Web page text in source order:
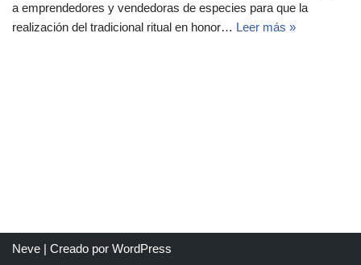
a emprendedores y vendedoras de especies para que la
realización del tradicional ritual en honor… Leer más »
Neve | Creado por WordPress